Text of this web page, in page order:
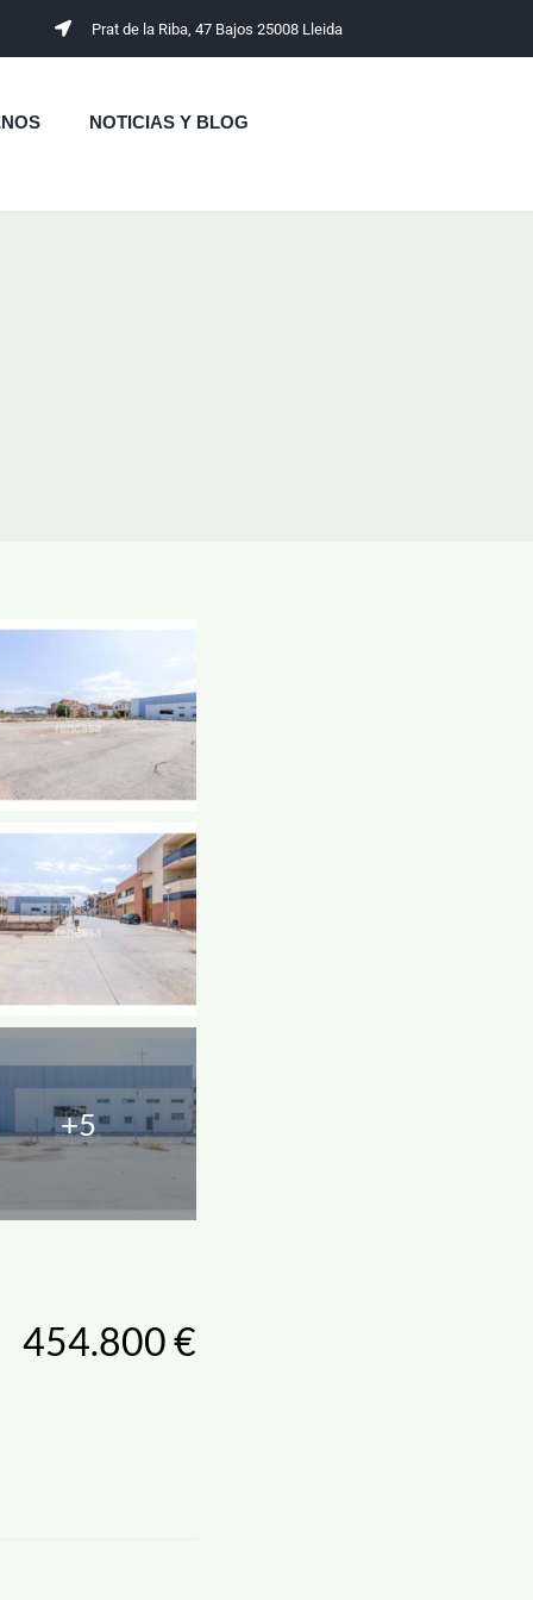
Prat de la Riba, 47 Bajos 25008 Lleida
NOTICIAS Y BLOG
+5
454.800 €